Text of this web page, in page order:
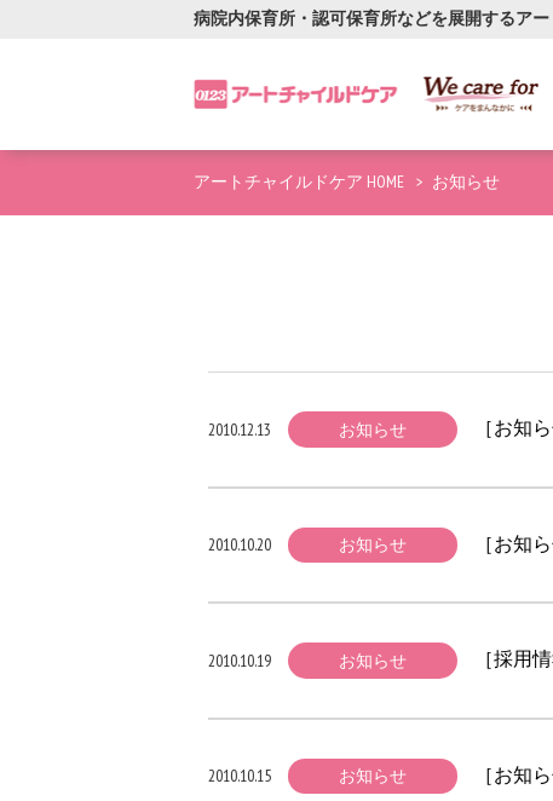
病院内保育所・認可保育所などを展開するア
アートチャイルドケア HOME お知らせ
2010.12.13 お知らせ ［お知
2010.10.20 お知らせ ［お知
2010.10.19 お知らせ ［採用
2010.10.15 お知らせ ［お知